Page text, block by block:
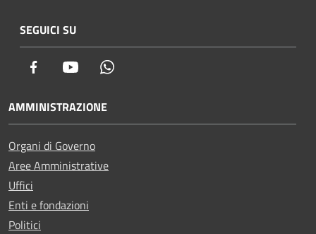
SEGUICI SU
Facebook Youtube
AMMINISTRAZIONE
Organi di Governo
Aree Amministrative
Uffici
Enti e fondazioni
Politici